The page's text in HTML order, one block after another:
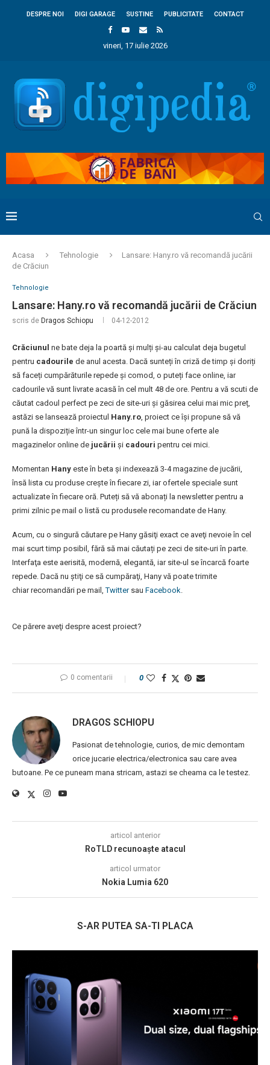
DESPRE NOI DIGI GARAGE SUSTINE PUBLICITATE CONTACT
vineri, 17 iulie 2026
Acasa Tehnologie
Lansare: Hany.ro vă recomandă jucării
de Crăciun
Tehnologie
Lansare: Hany.ro vă recomandă jucării de Crăciun
scris de Dragos Schiopu 04-12-2012
Crăciunul ne bate deja la poartă și mulți și-au calculat deja bugetul
pentru cadourile de anul acesta. Dacă sunteți în criză de timp și doriți
să faceți cumpărăturile repede și comod, o puteți face online, iar
cadourile vă sunt livrate acasă în cel mult 48 de ore. Pentru a vă scuti de
căutat cadoul perfect pe zeci de site-uri și găsirea celui mai mic preț,
astăzi se lansează proiectul Hany.ro, proiect ce își propune să vă
pună la dispoziție într-un singur loc cele mai bune oferte ale
magazinelor online de jucării și cadouri pentru cei mici.
Momentan Hany este în beta și indexează 3-4 magazine de jucării,
însă lista cu produse crește în fiecare zi, iar ofertele speciale sunt
actualizate în fiecare oră. Puteți să vă abonați la newsletter pentru a
primi zilnic pe mail o listă cu produsele recomandate de Hany.
Acum, cu o singură căutare pe Hany găsiţi exact ce aveţi nevoie în cel
mai scurt timp posibil, fără să mai căutați pe zeci de site-uri în parte.
Interfaţa este aerisită, modernă, elegantă, iar site-ul se încarcă foarte
repede. Dacă nu ştiţi ce să cumpăraţi, Hany vă poate trimite
chiar recomandări pe mail,Twittersau Facebook.
Ce părere aveţi despre acest proiect?
0 comentarii 0
DRAGOS SCHIOPU
Pasionat de tehnologie, curios, de mic demontam
orice jucarie electrica/electronica sau care avea
butoane. Pe ce puneam mana stricam, astazi se cheama ca le testez.
articol anterior
RoTLD recunoaște atacul
articol urmator
Nokia Lumia 620
S-AR PUTEA SA-TI PLACA